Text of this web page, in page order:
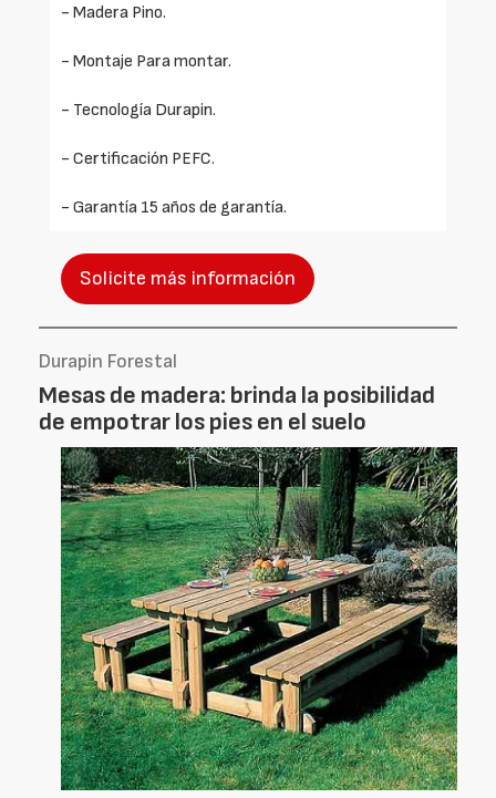
- Madera Pino.
- Montaje Para montar.
- Tecnología Durapin.
- Certificación PEFC.
- Garantía 15 años de garantía.
Solicite más información
Durapin Forestal
Mesas de madera: brinda la posibilidad
de empotrar los pies en el suelo